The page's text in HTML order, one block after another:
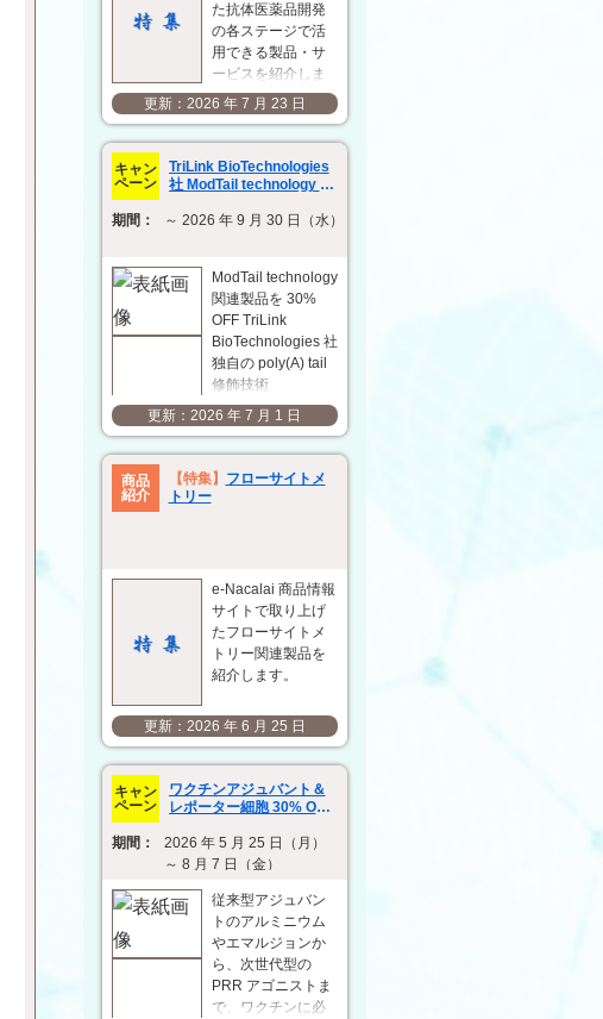
た抗体医薬品開発
の各ステージで活
用できる製品・サ
ービスを紹介しま
す。研究開発の効
率化と成果の最大
化に向けて、用途
や目的に応じた最
適な製品・サービ
トします。 抗原作
社 複数回膜貫通型
タンパク質
2026 年 7 月 23 日
キャン
ペーン
TriLink BioTechnologies
社 ModTail technology 関
ーン
期間： ～ 2026 年 9 月 30 日（水）
ModTail technology
関連製品を 30%
OFF TriLink
BioTechnologies 社
独自の poly(A) tail
修飾技術
「ModTail」は、in
vitro 転写（IVT）後
に poly(A) tail の 3'
末端に小さな化学
修飾基を付加する
2026 年 7 月 1 日
商品
紹介
【特集】
フローサイトメ
トリー
e-Nacalai 商品情報
サイトで取り上げ
たフローサイトメ
トリー関連製品を
紹介します。
2026 年 6 月 25 日
キャン
ペーン
ワクチンアジュバント＆
レポーター細胞 30% OFF
期間：
2026 年 5 月 25 日（月）
～ 8 月 7 日（金）
従来型アジュバン
トのアルミニウム
やエマルジョンか
ら、次世代型の
PRR アゴニストま
で、ワクチンに必